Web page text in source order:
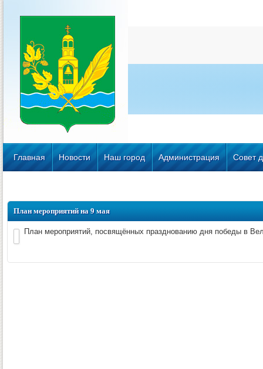
Главная Новости Наш город Администрация Совет
План мероприятий на 9 мая
План мероприятий, посвящённых празднованию дня победы в